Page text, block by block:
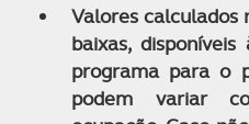
Valores calculados
baixas,
programa para o
podem variar